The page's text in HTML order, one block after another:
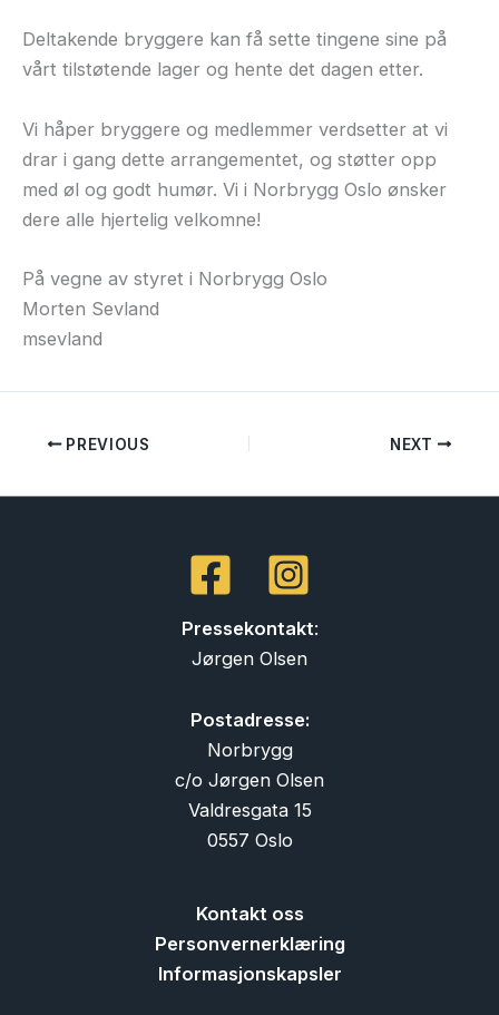
Deltakende bryggere kan få sette tingene sine på
vårt tilstøtende lager og hente det dagen etter.
Vi håper bryggere og medlemmer verdsetter at vi
drar i gang dette arrangementet, og støtter opp
med øl og godt humør. Vi i Norbrygg Oslo ønsker
dere alle hjertelig velkomne!
På vegne av styret i Norbrygg Oslo
Morten Sevland
msevland
PREVIOUS NEXT
Pressekontakt:
Jørgen Olsen
Postadresse:
Norbrygg
c/o Jørgen Olsen
Valdresgata 15
0557 Oslo
Kontakt oss
Personvernerklæring
Informasjonskapsler